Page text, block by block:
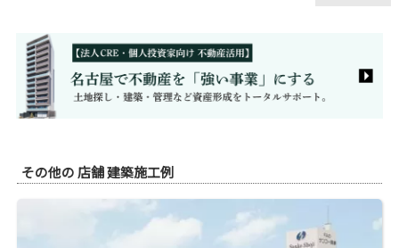
その他の 店舗建築施工例